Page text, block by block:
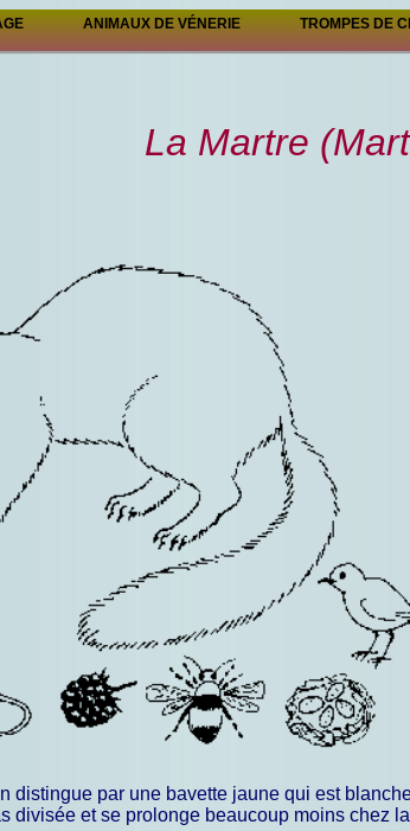
ANIMAUX DE VÉNERIE TROMPES DE
La Martre
distingue par une bavette jaune qui est
divisée et se prolonge beaucoup moins chez